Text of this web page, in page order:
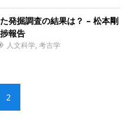
発掘調査の結果は？ – 松本剛
報告
人文科学,考古学
2